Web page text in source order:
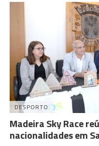
DESPORTO
Madeira Sky Race
nacionalidades em